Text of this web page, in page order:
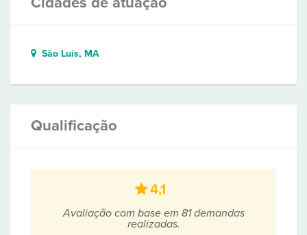
São Luís, MA
Qualificação
4,1
Avaliação com base em 81 demandas
realizadas.